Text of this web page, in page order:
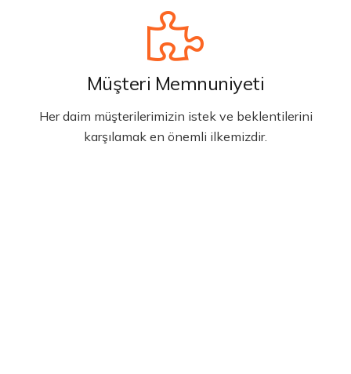
Müşteri Memnuniyeti
Her daim müşterilerimizin istek ve beklentilerini
karşılamak en önemli ilkemizdir.